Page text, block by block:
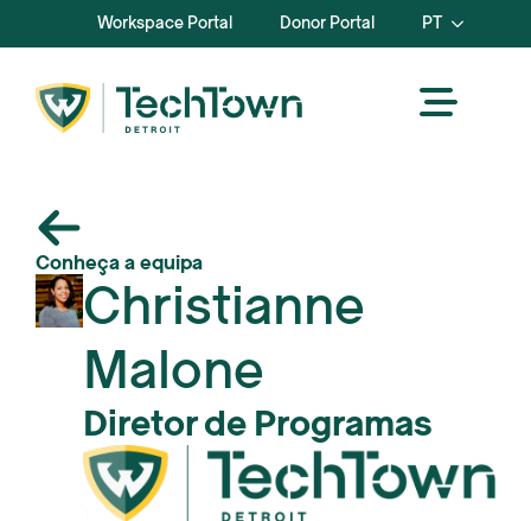
Workspace Portal Donor Portal PT
Conheça a equipa
Christianne
Malone
Diretor de Programas